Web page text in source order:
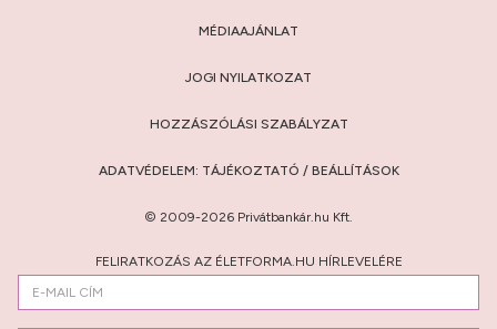
MÉDIAAJÁNLAT
JOGI NYILATKOZAT
HOZZÁSZÓLÁSI SZABÁLYZAT
ADATVÉDELEM: TÁJÉKOZTATÓ / BEÁLLÍTÁSOK
© 2009-2026 Privátbankár.hu Kft.
FELIRATKOZÁS AZ ÉLETFORMA.HU HÍRLEVELÉRE